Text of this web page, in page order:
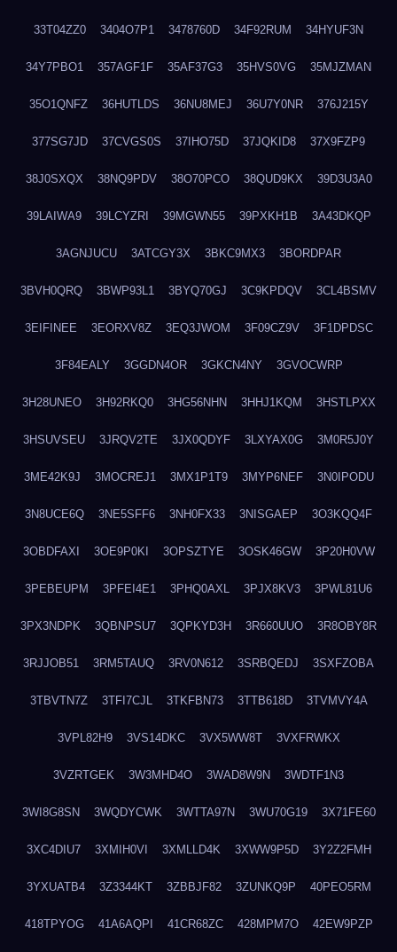
33T04ZZ0 3404O7P1 3478760D 34F92RUM 34HYUF3N
34Y7PBO1 357AGF1F 35AF37G3 35HVS0VG 35MJZMAN
35O1QNFZ 36HUTLDS 36NU8MEJ 36U7Y0NR 376J215Y
377SG7JD 37CVGS0S 37IHO75D 37JQKID8 37X9FZP9
38J0SXQX 38NQ9PDV 38O70PCO 38QUD9KX 39D3U3A0
39LAIWA9 39LCYZRI 39MGWN55 39PXKH1B 3A43DKQP
3AGNJUCU 3ATCGY3X 3BKC9MX3 3BORDPAR
3BVH0QRQ 3BWP93L1 3BYQ70GJ 3C9KPDQV 3CL4BSMV
3EIFINEE 3EORXV8Z 3EQ3JWOM 3F09CZ9V 3F1DPDSC
3F84EALY 3GGDN4OR 3GKCN4NY 3GVOCWRP
3H28UNEO 3H92RKQ0 3HG56NHN 3HHJ1KQM 3HSTLPXX
3HSUVSEU 3JRQV2TE 3JX0QDYF 3LXYAX0G 3M0R5J0Y
3ME42K9J 3MOCREJ1 3MX1P1T9 3MYP6NEF 3N0IPODU
3N8UCE6Q 3NE5SFF6 3NH0FX33 3NISGAEP 3O3KQQ4F
3OBDFAXI 3OE9P0KI 3OPSZTYE 3OSK46GW 3P20H0VW
3PEBEUPM 3PFEI4E1 3PHQ0AXL 3PJX8KV3 3PWL81U6
3PX3NDPK 3QBNPSU7 3QPKYD3H 3R660UUO 3R8OBY8R
3RJJOB51 3RM5TAUQ 3RV0N612 3SRBQEDJ 3SXFZOBA
3TBVTN7Z 3TFI7CJL 3TKFBN73 3TTB618D 3TVMVY4A
3VPL82H9 3VS14DKC 3VX5WW8T 3VXFRWKX
3VZRTGEK 3W3MHD4O 3WAD8W9N 3WDTF1N3
3WI8G8SN 3WQDYCWK 3WTTA97N 3WU70G19 3X71FE60
3XC4DIU7 3XMIH0VI 3XMLLD4K 3XWW9P5D 3Y2Z2FMH
3YXUATB4 3Z3344KT 3ZBBJF82 3ZUNKQ9P 40PEO5RM
418TPYOG 41A6AQPI 41CR68ZC 428MPM7O 42EW9PZP